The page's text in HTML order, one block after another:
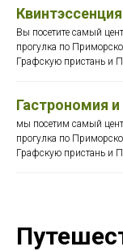
Вы посетите самый
прогулка по
Графскую пристань и
Гастрономия
мы посетим самый
прогулка по
Графскую пристань и